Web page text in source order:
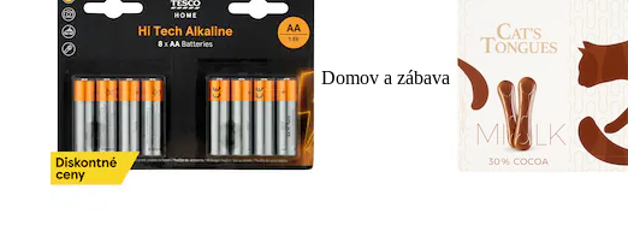
Domov a zábava